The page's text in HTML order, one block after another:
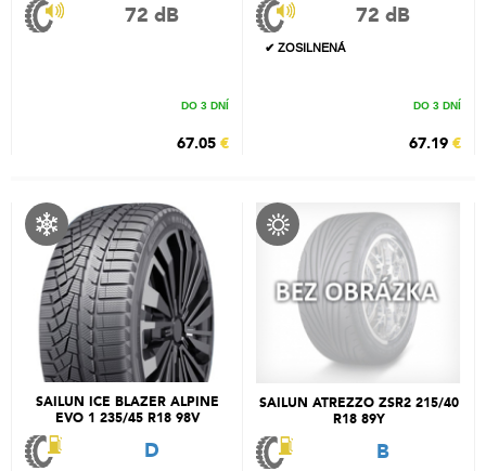
72 dB
DO 3 DNÍ
67.05 €
72 dB
✔ ZOSILNENÁ
DO 3 DNÍ
67.19 €
SAILUN ICE BLAZER ALPINE
EVO 1 235/45 R18 98V
D
SAILUN ATREZZO ZSR2 215/40
R18 89Y
B